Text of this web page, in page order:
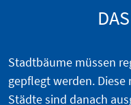
Stadtbäume müssen
gepflegt werden.
Städte sind danach